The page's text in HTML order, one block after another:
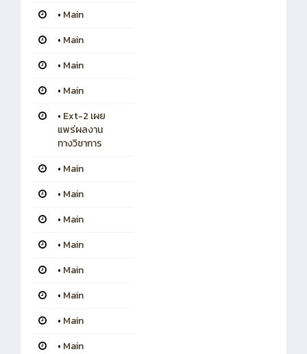
• Main
• Main
• Main
• Main
• Ext-2 เผย
แพร่ผลงาน
ทางวิชาการ
• Main
• Main
• Main
• Main
• Main
• Main
• Main
• Main